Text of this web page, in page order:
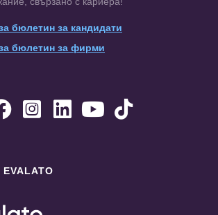
бюлетин за кандидати
бюлетин за фирми
   
EVALATO